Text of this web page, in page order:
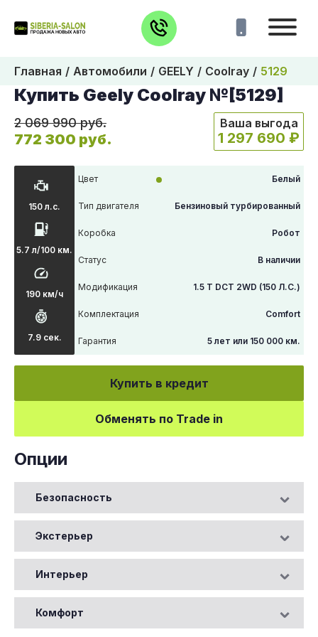
Главная Автомобили GEELY Coolray 5129
Купить Geely Coolray №[5129]
2 069 990 руб.
772 300 руб.
Ваша выгода
1 297 690 ₽
150 л.с.
5.7 л/100 км.
190 км/ч
7.9 сек.
Цвет Белый
Тип двигателя Бензиновый турбированный
Коробка Робот
Статус В наличии
Модификация 1.5 T DCT 2WD (150 Л.С.)
Комплектация Comfort
Гарантия 5 лет или 150 000 км.
Купить в кредит
Обменять по Trade in
Опции
Безопасность
Экстерьер
Интерьер
Комфорт